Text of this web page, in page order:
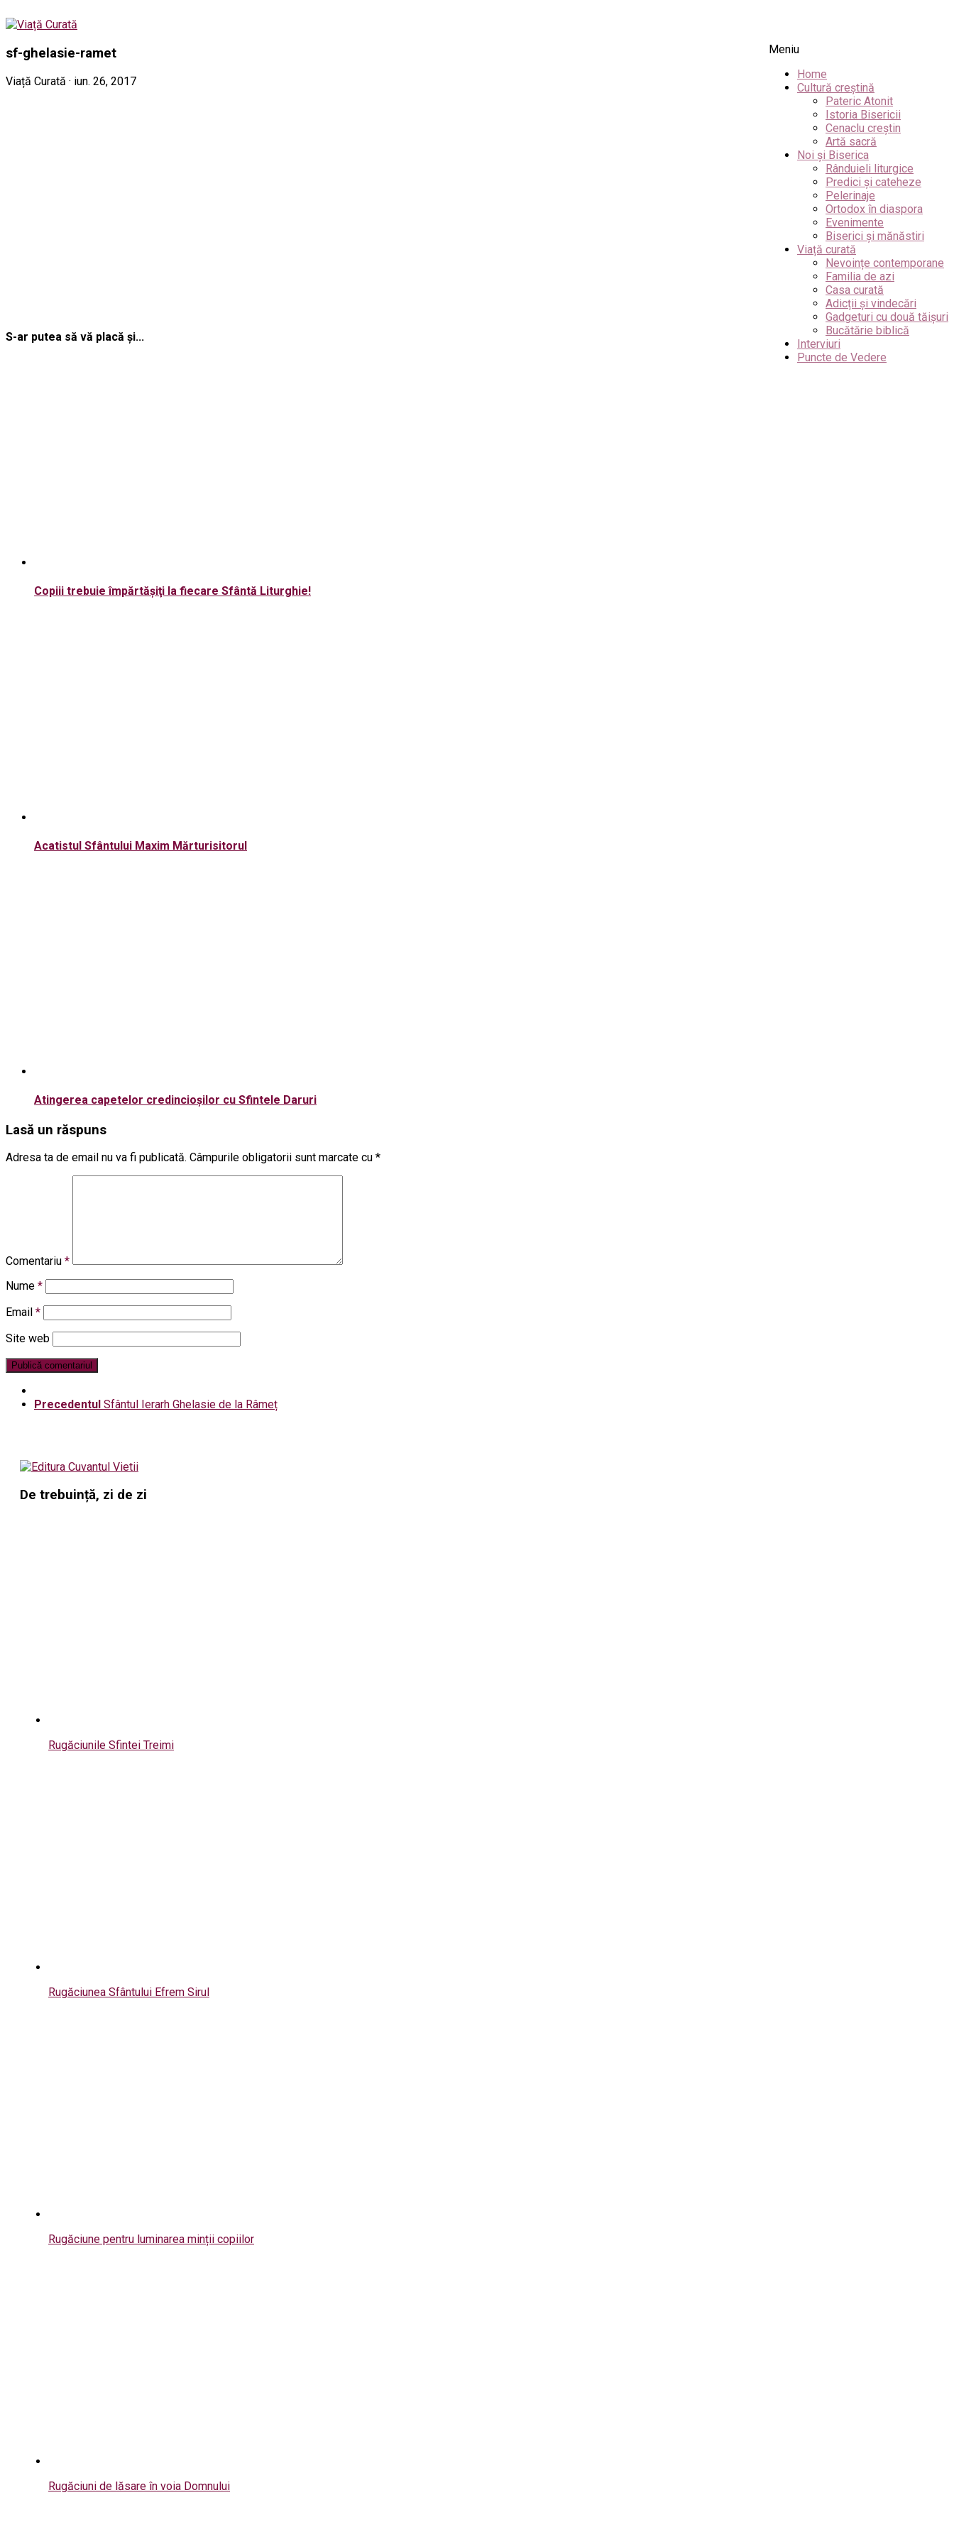
Meniu
Home
Cultură creștină
Pateric Atonit
Istoria Bisericii
Cenaclu creștin
Artă sacră
Noi și Biserica
Rânduieli liturgice
Predici și cateheze
Pelerinaje
Ortodox în diaspora
Evenimente
Biserici și mănăstiri
Viață curată
Nevoințe contemporane
Familia de azi
Casa curată
Adicții și vindecări
Gadgeturi cu două tăișuri
Bucătărie biblică
Interviuri
Puncte de Vedere
sf-ghelasie-ramet
Viață Curată · iun. 26, 2017
S-ar putea să vă placă și...
Copiii trebuie împărtăşiţi la fiecare Sfântă Liturghie!
Acatistul Sfântului Maxim Mărturisitorul
Atingerea capetelor credincioșilor cu Sfintele Daruri
Lasă un răspuns
Adresa ta de email nu va fi publicată. Câmpurile obligatorii sunt marcate cu *
Comentariu *
Nume *
Email *
Site web
Precedentul Sfântul Ierarh Ghelasie de la Râmeț
De trebuință, zi de zi
Rugăciunile Sfintei Treimi
Rugăciunea Sfântului Efrem Sirul
Rugăciune pentru luminarea minții copiilor
Rugăciuni de lăsare în voia Domnului